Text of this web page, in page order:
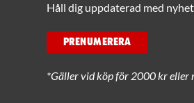
Håll dig uppdaterad med
PRENUMERERA
*Gäller vid köp för 2000 kr eller